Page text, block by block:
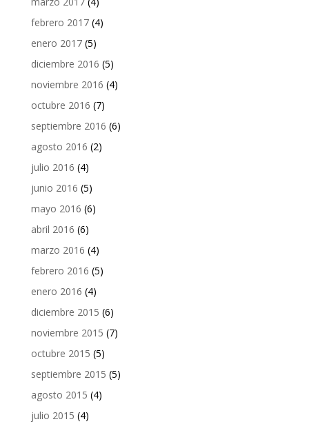
febrero 2017(4)
enero 2017(5)
diciembre 2016 (5)
noviembre 2016 (4)
octubre 2016 (7)
septiembre 2016 (6)
agosto 2016 (2)
julio 2016 (4)
junio 2016 (5)
mayo 2016 (6)
abril 2016 (6)
marzo 2016 (4)
febrero 2016 (5)
enero 2016 (4)
diciembre 2015 (6)
noviembre 2015 (7)
octubre 2015 (5)
septiembre 2015 (5)
agosto 2015 (4)
julio 2015 (4)